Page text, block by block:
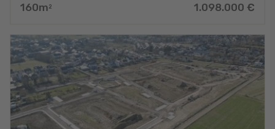
160m 2 1.098.000 €